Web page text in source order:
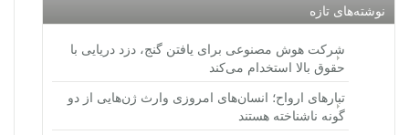
نوشته‌های تازه
شرکت هوش مصنوعی برای یافتن گنج، دزد دریایی با
حقوق بالا استخدام می‌کند
تبارهای ارواح؛ انسان‌های امروزی وارث ژن‌هایی از دو
گونه ناشناخته هستند